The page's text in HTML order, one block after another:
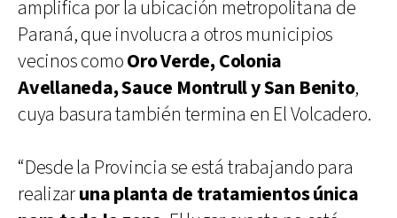
amplifica por la ubicación metropolitana de
Paraná, que involucra a otros municipios
vecinos comoOro Verde, Colonia
Avellaneda, Sauce Montrull y San Benito,
cuya basura también termina en El Volcadero.
“Desde la Provincia se está trabajando para
realizaruna planta de tratamientos única